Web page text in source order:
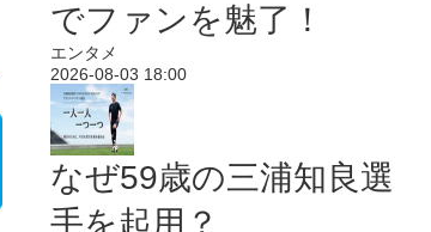
でファンを魅了！
エンタメ
2026-08-03 18:00
なぜ59歳の三浦知良選
手を起用？